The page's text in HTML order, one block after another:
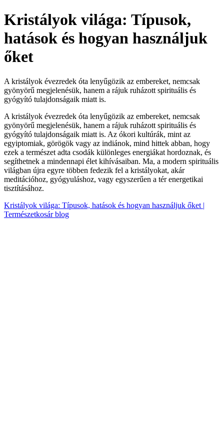
Kristályok világa: Típusok,
hatások és hogyan használjuk
őket
A kristályok évezredek óta lenyűgözik az embereket, nemcsak
gyönyörű megjelenésük, hanem a rájuk ruházott spirituális és
gyógyító tulajdonságaik miatt is.
A kristályok évezredek óta lenyűgözik az embereket, nemcsak
gyönyörű megjelenésük, hanem a rájuk ruházott spirituális és
gyógyító tulajdonságaik miatt is. Az ókori kultúrák, mint az
egyiptomiak, görögök vagy az indiánok, mind hittek abban, hogy
ezek a természet adta csodák különleges energiákat hordoznak, és
segíthetnek a mindennapi élet kihívásaiban. Ma, a modern spirituális
világban újra egyre többen fedezik fel a kristályokat, akár
meditációhoz, gyógyuláshoz, vagy egyszerűen a tér energetikai
tisztításához.
Kristályok világa: Típusok, hatások és hogyan használjuk őket |
Természetkosár blog